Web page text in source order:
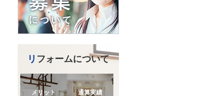
リフォームについて
メリット 通算実績